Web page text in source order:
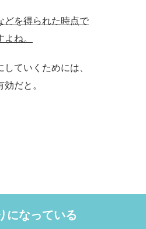
どを得られた時点で
ね。
ていくためには、
だと。
になっている